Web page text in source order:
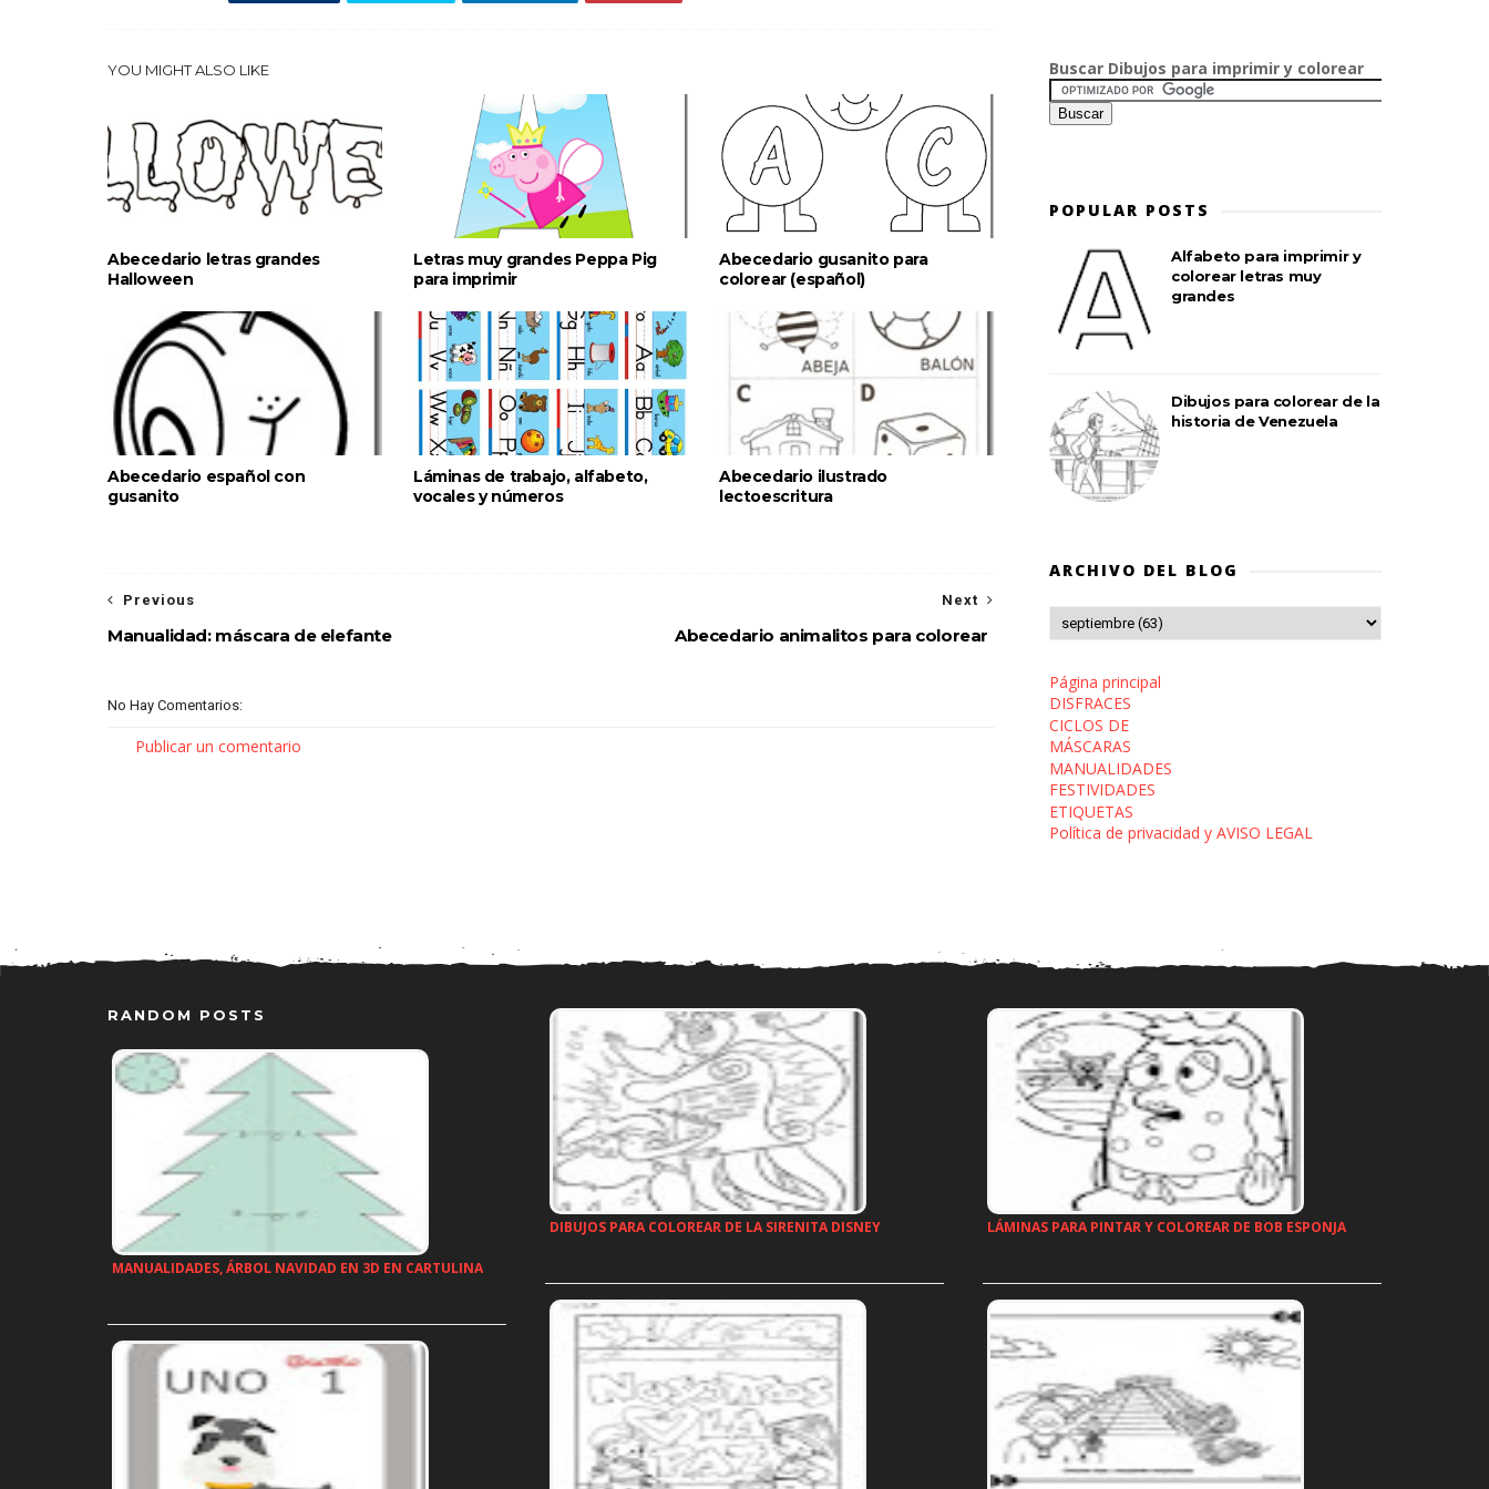
YOU MIGHT ALSO LIKE
Abecedario letras grandes
Halloween
Letras muy grandes Peppa Pig
para imprimir
Abecedario gusanito para
colorear (español)
Abecedario español con
gusanito
Láminas de trabajo, alfabeto,
vocales y números
Abecedario ilustrado
lectoescritura
Next
Abecedario animalitos para colorear
Previous
Manualidad: máscara de elefante
No Hay Comentarios:
Publicar un comentario
Buscar Dibujos para imprimir y colorear
POPULAR POSTS
Alfabeto para imprimir y
colorear letras muy
grandes
Dibujos para colorear de la
historia de Venezuela
ARCHIVO DEL BLOG
Página principal
DISFRACES
CICLOS DE
MÁSCARAS
MANUALIDADES
FESTIVIDADES
ETIQUETAS
Política de privacidad y AVISO LEGAL
RANDOM POSTS
MANUALIDADES, ÁRBOL NAVIDAD EN 3D EN CARTULINA
DIBUJOS PARA COLOREAR DE LA SIRENITA DISNEY LÁMINAS PARA PINTAR Y COLOREAR DE BOB ESPONJA